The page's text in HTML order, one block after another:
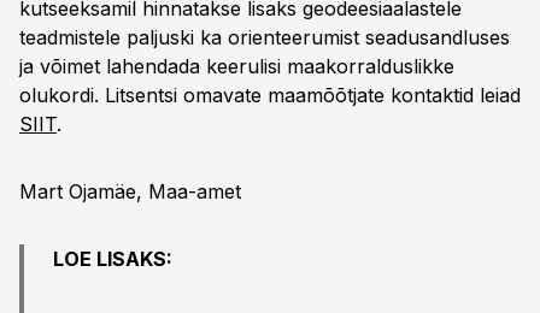
kutseeksamil hinnatakse lisaks geodeesiaalastele
teadmistele paljuski ka orienteerumist seadusandluses
ja võimet lahendada keerulisi maakorralduslikke
olukordi. Litsentsi omavate maamõõtjate kontaktid leiad
SIIT.
Mart Ojamäe, Maa-amet
LOE LISAKS: